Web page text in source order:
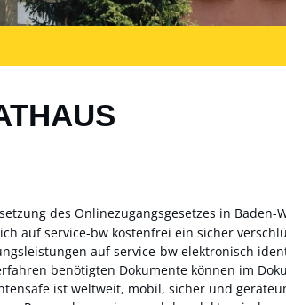
des Onlinezugangsgesetzes in
auf service-bw kostenfrei ein sicher
auf service-bw elektronisch
benötigten Dokumente können im
ist weltweit, mobil, sicher und